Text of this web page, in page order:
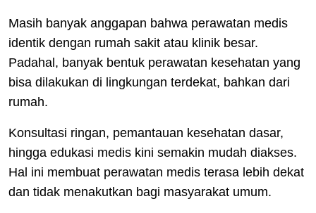
Masih banyak anggapan bahwa perawatan medis
identik dengan rumah sakit atau klinik besar.
Padahal, banyak bentuk perawatan kesehatan yang
bisa dilakukan di lingkungan terdekat, bahkan dari
rumah.
Konsultasi ringan, pemantauan kesehatan dasar,
hingga edukasi medis kini semakin mudah diakses.
Hal ini membuat perawatan medis terasa lebih dekat
dan tidak menakutkan bagi masyarakat umum.